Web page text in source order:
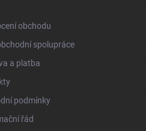
obchodu
spolupráce
a platba
podmínky
řád